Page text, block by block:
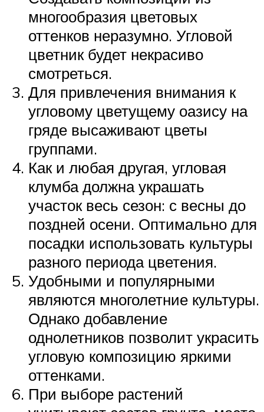
многообразия цветовых
оттенков неразумно. Угловой
цветник будет некрасиво
смотреться.
Для привлечения внимания к
угловому цветущему оазису на
гряде высаживают цветы
группами.
Как и любая другая, угловая
клумба должна украшать
участок весь сезон: с весны до
поздней осени. Оптимально для
посадки использовать культуры
разного периода цветения.
Удобными и популярными
являются многолетние культуры.
Однако добавление
однолетников позволит украсить
угловую композицию яркими
оттенками.
При выборе растений